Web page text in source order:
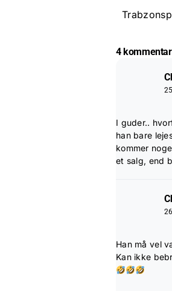
4
I guder..
han bare
kommer
et salg, end
Han må vel
Kan ikke